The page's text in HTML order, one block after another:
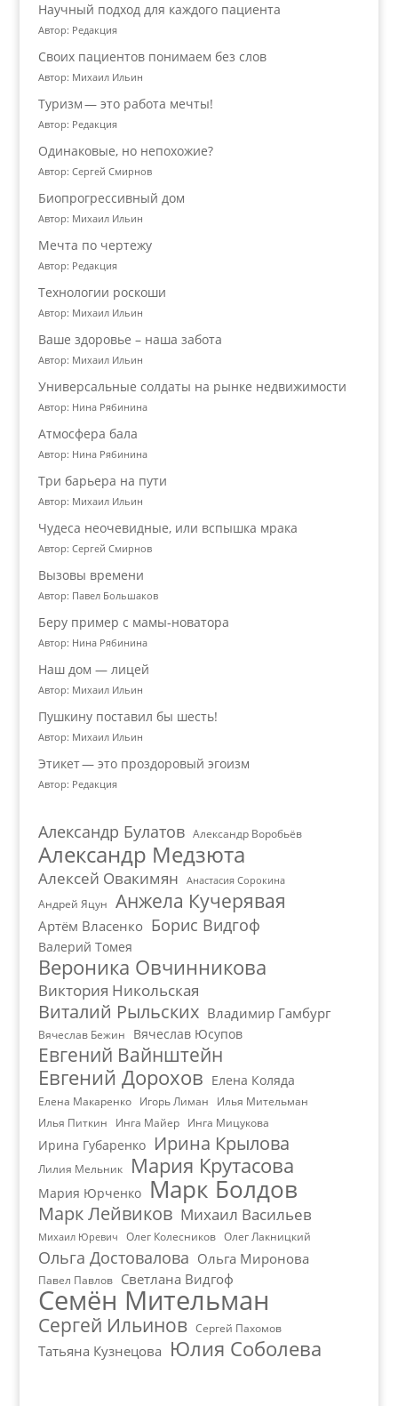
Научный подход для каждого пациента
Автор: Редакция
Своих пациентов понимаем без слов
Автор: Михаил Ильин
Туризм — это работа мечты!
Автор: Редакция
Одинаковые, но непохожие?
Автор: Сергей Смирнов
Биопрогрессивный дом
Автор: Михаил Ильин
Мечта по чертежу
Автор: Редакция
Технологии роскоши
Автор: Михаил Ильин
Ваше здоровье – наша забота
Автор: Михаил Ильин
Универсальные солдаты на рынке недвижимости
Автор: Нина Рябинина
Атмосфера бала
Автор: Нина Рябинина
Три барьера на пути
Автор: Михаил Ильин
Чудеса неочевидные, или вспышка мрака
Автор: Сергей Смирнов
Вызовы времени
Автор: Павел Большаков
Беру пример с мамы-новатора
Автор: Нина Рябинина
Наш дом — лицей
Автор: Михаил Ильин
Пушкину поставил бы шесть!
Автор: Михаил Ильин
Этикет — это проздоровый эгоизм
Автор: Редакция
Александр Булатов Александр Воробьёв
Александр Медзюта
Алексей Овакимян Анастасия Сорокина
Андрей Яцун Анжела Кучерявая
Артём Власенко Борис Видгоф
Валерий Томея
Вероника Овчинникова
Виктория Никольская
Виталий Рыльских Владимир Гамбург
Вячеслав Бежин Вячеслав Юсупов
Евгений Вайнштейн
Евгений Дорохов Елена Коляда
Елена Макаренко Игорь Лиман
Илья Мительман
Илья Питкин
Инга Майер Инга Мицукова
Ирина Губаренко Ирина Крылова
Лилия Мельник Мария Крутасова
Мария Юрченко Марк Болдов
Марк Лейвиков Михаил Васильев
Михаил Юревич Олег Колесников Олег Лакницкий
Ольга Достовалова Ольга Миронова
Павел Павлов Светлана Видгоф
Семён Мительман
Сергей Ильинов Сергей Пахомов
Татьяна Кузнецова Юлия Соболева